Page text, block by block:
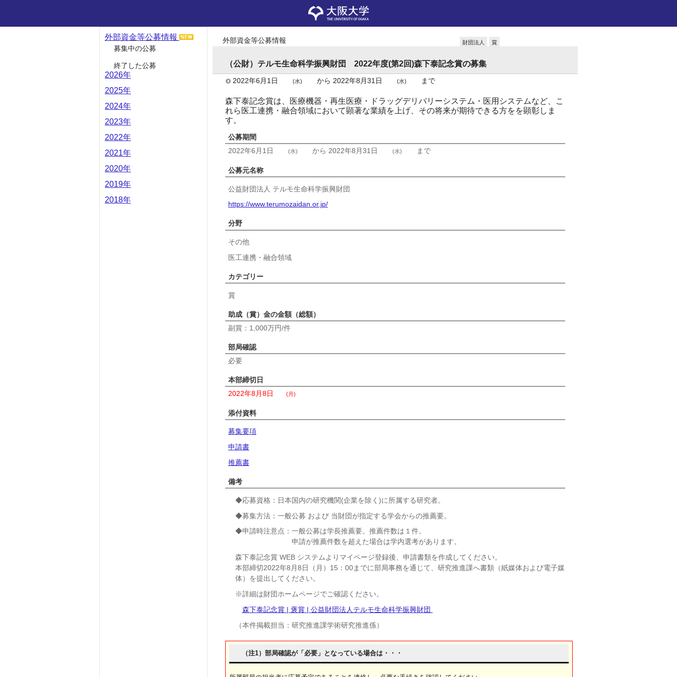
外部資金等公募情報
募集中の公募
終了した公募
2026年
2025年
2024年
2023年
2022年
2021年
2020年
2019年
2018年
外部資金等公募情報 財団法人 賞
（公財）テルモ生命科学振興財団 2022年度(第2回)森下泰記念賞の募集
2022年6月1日 (水) から 2022年8月31日 (水) まで
森下泰記念賞は、医療機器・再生医療・ドラッグデリバリーシステム・医用システムなど、こ
れら医工連携・融合領域において顕著な業績を上げ、その将来が期待できる方をを顕彰しま
す。
公募期間
2022年6月1日
(水) から 2022年8月31日 (水) まで
公募元名称
公益財団法人 テルモ生命科学振興財団
https://www.terumozaidan.or.jp/
分野
その他
医工連携・融合領域
カテゴリー
賞
助成（賞）金の金額（総額）
副賞：1,000万円/件
部局確認
必要
本部締切日
2022年8月8日
(月)
添付資料
募集要項
申請書
推薦書
備考
◆応募資格：日本国内の研究機関(企業を除く)に所属する研究者。
◆募集方法：一般公募 および 当財団が指定する学会からの推薦要。
◆申請時注意点： 一般公募は学長推薦要。 推薦件数は１件。
申請が推薦件数を超えた場合は学内選考があります。
森下泰記念賞 WEB システムよりマイページ登録後、申請書類を作成してください。
本部締切2022年8月8日（月）15：00までに部局事務を通じて、研究推進課へ書類（紙媒体および電子媒
体）を提出してください。
※詳細は財団ホームページでご確認ください。
森下泰記念賞 | 褒賞 | 公益財団法人テルモ生命科学振興財団
（本件掲載担当：研究推進課学術研究推進係）
（注1）部局確認が「必要」となっている場合は・・・